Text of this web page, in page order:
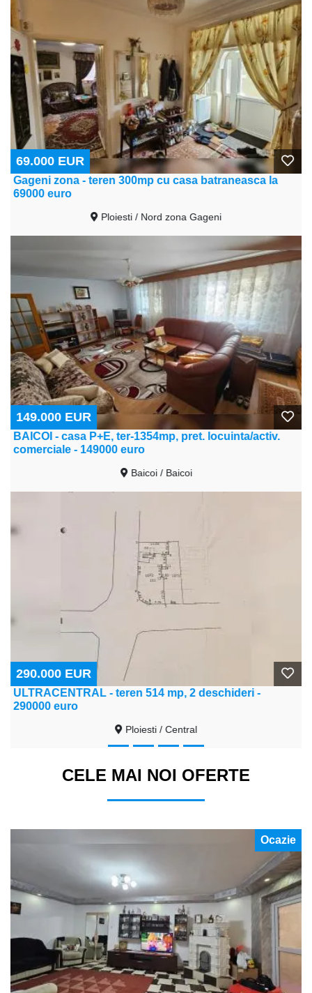
69.000 EUR
Gageni zona - teren 300mp cu casa batraneasca la
69000 euro
Ploiesti / Nord zona Gageni
149.000 EUR
BAICOI - casa P+E, ter-1354mp, pret. locuinta/activ.
comerciale - 149000 euro
Baicoi / Baicoi
290.000 EUR
ULTRACENTRAL - teren 514 mp, 2 deschideri -
290000 euro
Ploiesti / Central
CELE MAI NOI OFERTE
Ocazie